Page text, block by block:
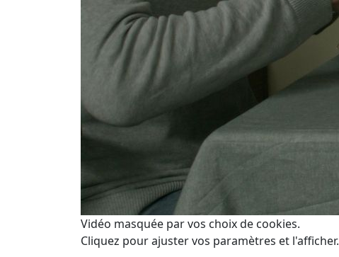
Vidéo masquée par vos choix de cookies.
Cliquez pour ajuster vos paramètres et l'afficher.